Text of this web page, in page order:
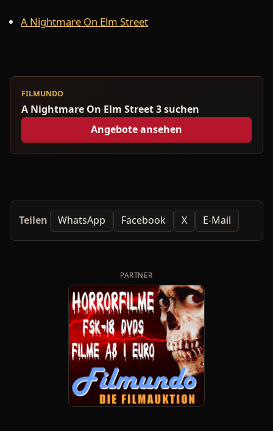
A Nightmare On Elm Street
FILMUNDO
A Nightmare On Elm Street 3 suchen
Angebote ansehen
Teilen WhatsApp Facebook X E-Mail
PARTNER